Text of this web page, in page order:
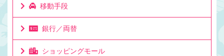
移動手段
銀行／両替
ショッピングモール